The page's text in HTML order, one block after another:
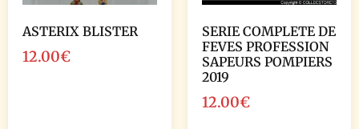
ASTERIX BLISTER
12.00€
SERIE COMPLETE DE
FEVES PROFESSION
SAPEURS POMPIERS
2019
12.00€